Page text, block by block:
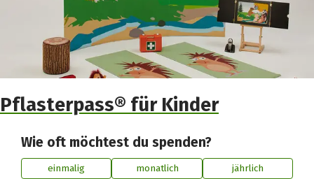
Pflasterpass® für Kinder
Wie oft möchtest du spenden?
einmalig monatlich jährlich